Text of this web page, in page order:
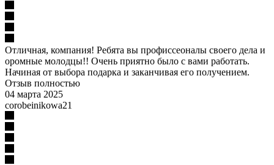
Отличная, компания! Ребята вы профиссеоналы своего дела и
оромные молодцы!! Очень приятно было с вами работать.
Начиная от выбора подарка и заканчивая его получением.
Отзыв полностью
04 марта 2025
corobeinikowa21